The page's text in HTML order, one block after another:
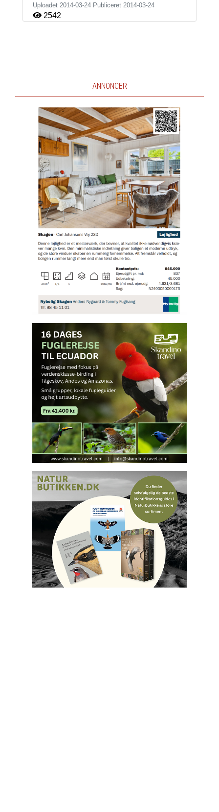
Uploadet 2014-03-24 Publiceret 2014-03-24
2542
ANNONCER